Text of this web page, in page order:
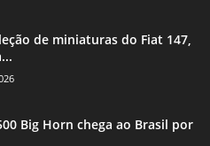
de miniaturas do Fiat 147,
Big Horn chega ao Brasil por